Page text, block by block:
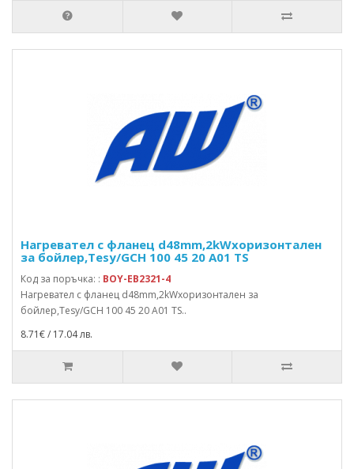
Нагревател с фланец d48mm,2kWхоризонтален
за бойлер,Tesy/GCH 100 45 20 A01 TS
Код за поръчка: : BOY-EB2321-4
Нагревател с фланец d48mm,2kWхоризонтален за
бойлер,Tesy/GCH 100 45 20 A01 TS..
8.71€ / 17.04 лв.